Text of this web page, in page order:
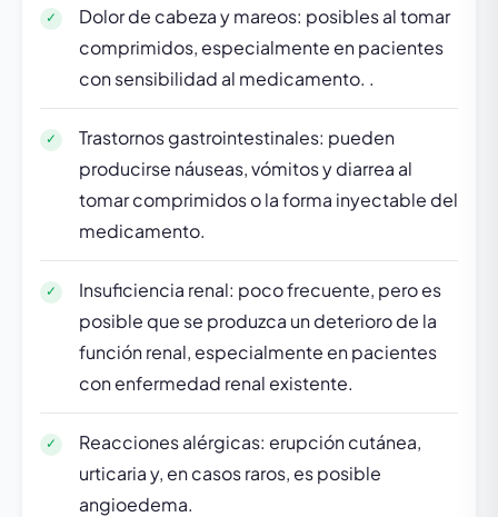
Dolor de cabeza y mareos: posibles al tomar
comprimidos, especialmente en pacientes
con sensibilidad al medicamento. .
Trastornos gastrointestinales: pueden
producirse náuseas, vómitos y diarrea al
tomar comprimidos o la forma inyectable del
medicamento.
Insuficiencia renal: poco frecuente, pero es
posible que se produzca un deterioro de la
función renal, especialmente en pacientes
con enfermedad renal existente.
Reacciones alérgicas: erupción cutánea,
urticaria y, en casos raros, es posible
angioedema.